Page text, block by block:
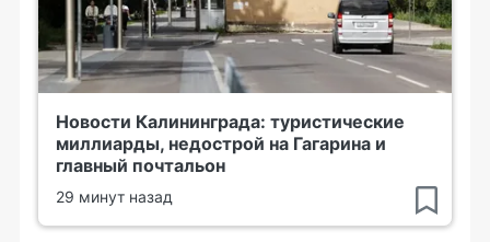
Новости Калининграда: туристические
миллиарды, недострой на Гагарина и
главный почтальон
29 минут назад